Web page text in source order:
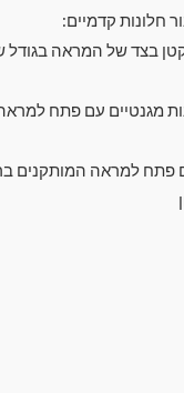
פתח למראה המותקנים